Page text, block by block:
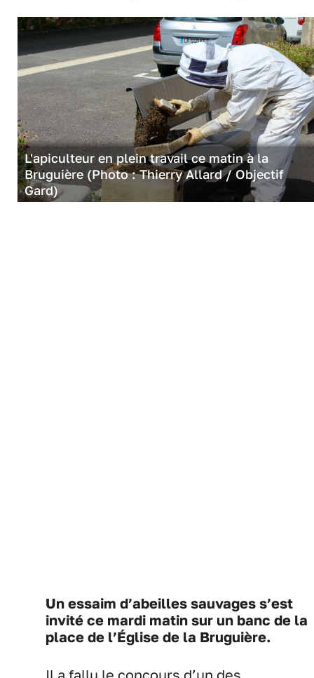
L'apiculteur en plein travail ce matin à la
Bruguière (Photo : Thierry Allard / Objectif
Gard)
Un essaim d’abeilles sauvages s’est
invité ce mardi matin sur un banc de la
place de l’Église de la Bruguière.
Il a fallu le concours d’un des